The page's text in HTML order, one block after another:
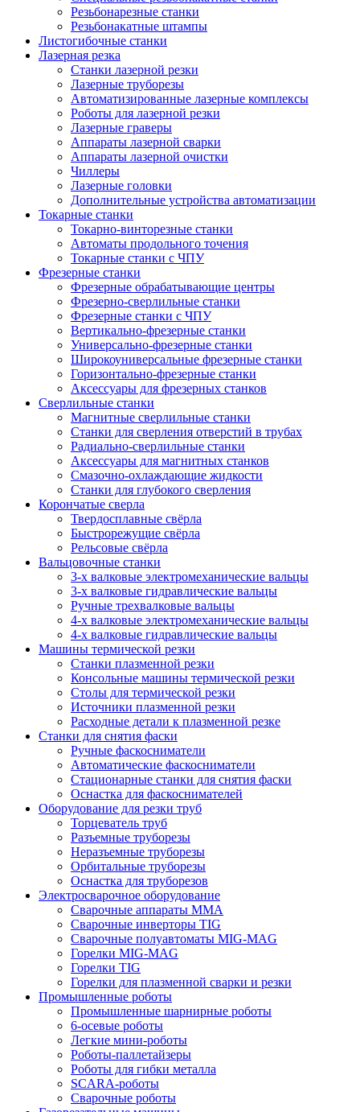
Резьбонарезные станки
Резьбонакатные штампы
Листогибочные станки
Лазерная резка
Станки лазерной резки
Лазерные труборезы
Автоматизированные лазерные комплексы
Роботы для лазерной резки
Лазерные граверы
Аппараты лазерной сварки
Аппараты лазерной очистки
Чиллеры
Лазерные головки
Дополнительные устройства автоматизации
Токарные станки
Токарно-винторезные станки
Автоматы продольного точения
Токарные станки с ЧПУ
Фрезерные станки
Фрезерные обрабатывающие центры
Фрезерно-сверлильные станки
Фрезерные станки с ЧПУ
Вертикально-фрезерные станки
Универсально-фрезерные станки
Широкоуниверсальные фрезерные станки
Горизонтально-фрезерные станки
Аксессуары для фрезерных станков
Сверлильные станки
Магнитные сверлильные станки
Станки для сверления отверстий в трубах
Радиально-сверлильные станки
Аксессуары для магнитных станков
Смазочно-охлаждающие жидкости
Станки для глубокого сверления
Корончатые сверла
Твердосплавные свёрла
Быстрорежущие свёрла
Рельсовые свёрла
Вальцовочные станки
3-х валковые электромеханические вальцы
3-х валковые гидравлические вальцы
Ручные трехвалковые вальцы
4-х валковые электромеханические вальцы
4-х валковые гидравлические вальцы
Машины термической резки
Станки плазменной резки
Консольные машины термической резки
Столы для термической резки
Источники плазменной резки
Расходные детали к плазменной резке
Станки для снятия фаски
Ручные фаскосниматели
Автоматические фаскосниматели
Стационарные станки для снятия фаски
Оснастка для фаскоснимателей
Оборудование для резки труб
Торцеватель труб
Разъемные труборезы
Неразъемные труборезы
Орбитальные труборезы
Оснастка для труборезов
Электросварочное оборудование
Сварочные аппараты MMA
Сварочные инверторы TIG
Сварочные полуавтоматы MIG-MAG
Горелки MIG-MAG
Горелки TIG
Горелки для плазменной сварки и резки
Промышленные роботы
Промышленные шарнирные роботы
6-осевые роботы
Легкие мини-роботы
Роботы-паллетайзеры
Роботы для гибки металла
SCARA-роботы
Сварочные роботы